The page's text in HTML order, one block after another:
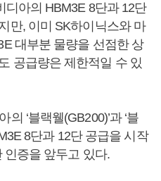
디아의 HBM3E 8단과 12단
만, 이미 SK하이닉스와 마
대부분 물량을 선점한 상
공급량은 제한적일 수 있
‘블랙웰(GB200)’과 ‘블
8단과 12단 공급을 시작
인증을 앞두고 있다.